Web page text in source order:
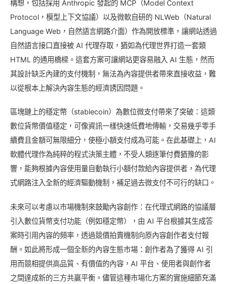
構想，包括採用 Anthropic 發起的 MCP（Model Context
Protocol，模型上下文協議）以及微軟自研的 NLWeb（Natural
Language Web，自然語言網路介面）作為開放標準，讓網站透過
自然語言接口直接被 AI 代理存取，猶如為代理世界打造一套類
HTML 的通用橋樑。這套方案可讓網站更容易融入 AI 生態，然而
其設計缺乏內建的支付機制，無法為內容提供者帶來直接收益，難
以從根本上解決內容生態的經濟誘因問題。
區塊鏈上的穩定幣（stablecoin）為數位微支付帶來了突破：這類
數位貨幣價值穩定，可像資訊一樣快速低費地傳輸，交易幾乎零手
續費且金額可無限細分，使極小額支付成為可能。在此基礎上，AI
軟體代理作為純粹的程式決策主體，不受人類逐筆付費猶豫的影
響，能夠根據內容使用量自動執行小額付款給內容提供者，為代理
式網路注入全新的經濟驅動機制，補足過去微支付不可行的缺口。
未來可以考慮以市場機制來鼓勵內容創作：在代理式網路的協議層
引入數位貨幣支付功能（例如穩定幣），由 AI 平台根據其生成答
案時引用內容的頻率，透過競價拍賣機制向原內容創作者支付報
酬。如此將形成一個全新的內容生態市場：創作者為了獲得 AI 引
用而競相提供高品質、有價值的內容，AI 平台、使用者與創作者
之間達成新的三方共贏平衡。儘管這種市場化方案的實施細節充滿